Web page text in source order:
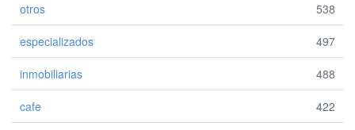
otros 538
especializados 497
inmobiliarias 488
cafe 422